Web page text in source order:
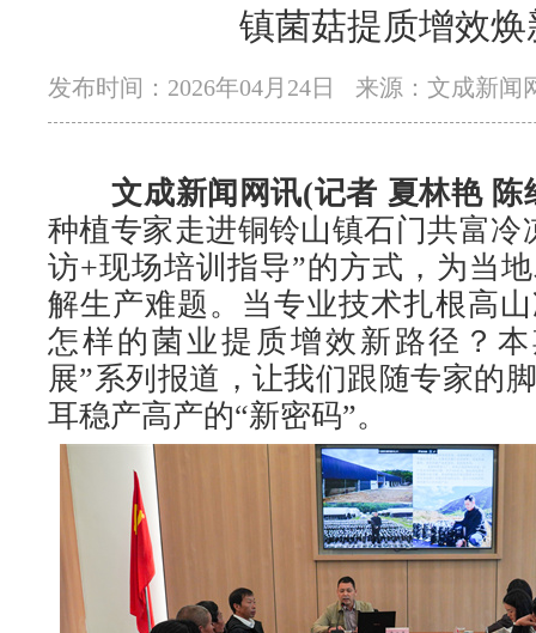
镇菌菇提质增效焕
发布时间：2026年04月24日 来源：文成新闻
文成新闻网讯(记者 夏林艳 陈
种植专家走进铜铃山镇石门共富冷
访+现场培训指导”的方式，为当
解生产难题。当专业技术扎根高
怎样的菌业提质增效新路径？
展”系列报道，让我们跟随专家的
耳稳产高产的“新密码”。